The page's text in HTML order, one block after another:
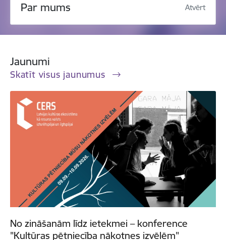
Par mums Atvērt
Jaunumi
Skatīt visus jaunumus
No zināšanām līdz ietekmei – konference
"Kultūras pētniecība nākotnes izvēlēm"